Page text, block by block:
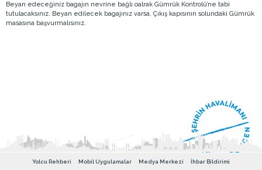
Beyan edeceğiniz bagajın nevrine bağlı oalrak Gümrük Kontrolü’ne tabi
tutulacaksınız. Beyan edilecek bagajınız varsa, Çıkış kapısının solundaki Gümrük
masasına başvurmalısınız.
Yolcu Rehberi Mobil Uygulamalar Medya Merkezi
İhbar Bildirimi